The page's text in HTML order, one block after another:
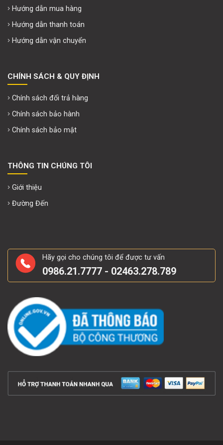
Hướng dẫn mua hàng
Hướng dẫn thanh toán
Hướng dẫn vận chuyển
CHÍNH SÁCH & QUY ĐỊNH
Chính sách đổi trả hàng
Chính sách bảo hành
Chính sách bảo mật
THÔNG TIN CHÚNG TÔI
Giới thiệu
Đường Đến
Hãy gọi cho chúng tôi để được tư vấn
0986.21.7777 - 02463.278.789